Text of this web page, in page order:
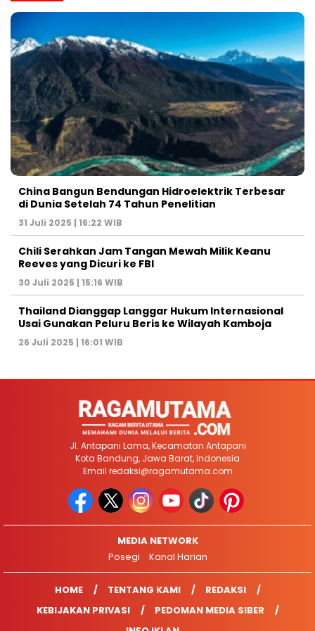
China Bangun Bendungan Hidroelektrik Terbesar
di Dunia Setelah 74 Tahun Penelitian
31 Juli 2025 | 16:22 WIB
Chili Serahkan Jam Tangan Mewah Milik Keanu
Reeves yang Dicuri ke FBI
30 Juli 2025 | 15:16 WIB
Thailand Dianggap Langgar Hukum Internasional
Usai Gunakan Peluru Beris ke Wilayah Kamboja
26 Juli 2025 | 16:01 WIB
Jl. Antapani Lama, Kecamatan Antapani
Kota Bandung, Jawa Barat, Indonesia
Email redaksi@ragamutama.com
MEDIA NETWORK
Posegi
Kanal Harian
HOME TENTANG KAMI
REDAKSI
KEBIJAKAN PRIVASI
PEDOMAN MEDIA SIBER